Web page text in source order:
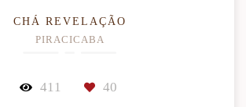
CHÁ REVELAÇÃO
PIRACICABA
411 40